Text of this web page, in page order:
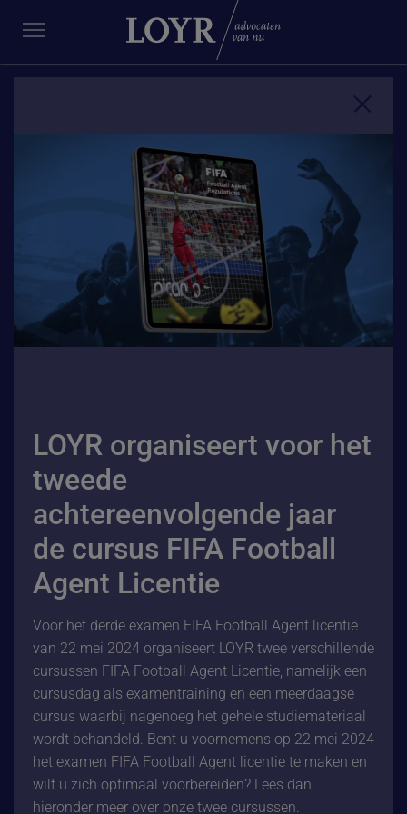
LOYR organiseert voor het
tweede
achtereenvolgende jaar
de cursus FIFA Football
Agent Licentie
Voor het derde examen FIFA Football Agent licentie
van 22 mei 2024 organiseert LOYR twee verschillende
cursussen FIFA Football Agent Licentie, namelijk een
cursusdag als examentraining en een meerdaagse
cursus waarbij nagenoeg het gehele studiemateriaal
wordt behandeld. Bent u voornemens op 22 mei 2024
het examen FIFA Football Agent licentie te maken en
wilt u zich optimaal voorbereiden? Lees dan
hieronder meer over onze twee cursussen.